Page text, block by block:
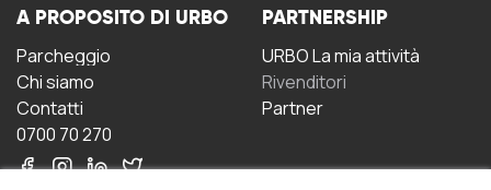
A PROPOSITO DI URBO
Parcheggio
Chi siamo
Contatti
0700 70 270
PARTNERSHIP
URBO La mia attività
Rivenditori
Partner